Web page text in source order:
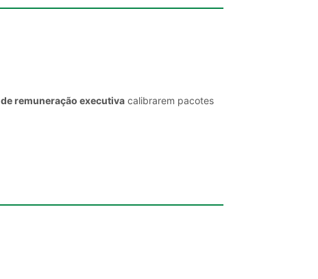
remuneração executiva calibrarem pacotes